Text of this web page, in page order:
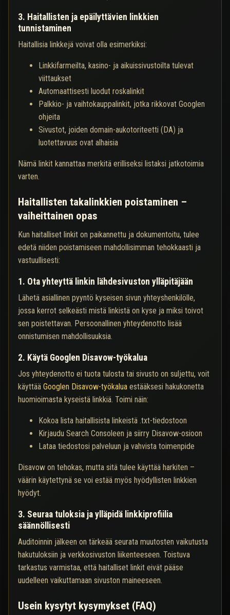
3. Haitallisten ja epäilyttävien linkkien
tunnistaminen
Haitallisia linkkejä voivat olla esimerkiksi:
Linkkifarmeilta, kasino- ja aikuissivustoilta tulevat
viittaukset
Automaattisesti luodut roskalinkit
Palkkio- ja vaihtokauppalinkit, jotka rikkovat Googlen
ohjeita
Sivustot, joiden domain-aukotoriteetti (DA) ja
luotettavuus ovat alhaisia
Nämä linkit kannattaa merkitä erilliseksi listaksi jatkotoimia
varten.
Haitallisten takalinkkien poistaminen –
vaiheittainen opas
Kun haitalliset linkit on paikannettu ja dokumentoitu, tulee
edetä niiden poistamiseen mahdollisimman tehokkaasti ja
vastuullisesti:
1. Ota yhteyttä linkin lähdesivuston ylläpitäjään
Lähetä asiallinen pyyntö kyseisen sivun yhteyshenkilölle,
jossa kerrot selkeästi mistä linkistä on kyse ja miksi toivot
sen poistettavan. Persoonallinen yhteydenotto lisää
onnistumisen mahdollisuuksia.
2. Käytä Googlen Disavow-työkalua
Jos yhteydenotto ei tuota tulosta tai sivusto on suljettu, voit
käyttää Googlen Disavow-työkalua estääksesi hakukonetta
huomioimasta kyseistä linkkiä. Toimi näin:
Kokoa lista haitallisista linkeistä .txt-tiedostoon
Kirjaudu Search Consoleen ja siirry Disavow-osioon
Lataa tiedostosi palveluun ja vahvista toimenpide
Disavow on tehokas, mutta sitä tulee käyttää harkiten –
väärin käytettynä se voi estää myös hyödyllisten linkkien
hyödyt.
3. Seuraa tuloksia ja ylläpidä linkkiprofiilia
säännöllisesti
Auditoinnin jälkeen on tärkeää seurata muutosten vaikutusta
hakutuloksiin ja verkkosivuston liikenteeseen. Toistuva
tarkastus varmistaa, että haitalliset linkit eivät pääse
uudelleen vaikuttamaan sivuston maineeseen.
Usein kysytyt kysymykset (FAQ)